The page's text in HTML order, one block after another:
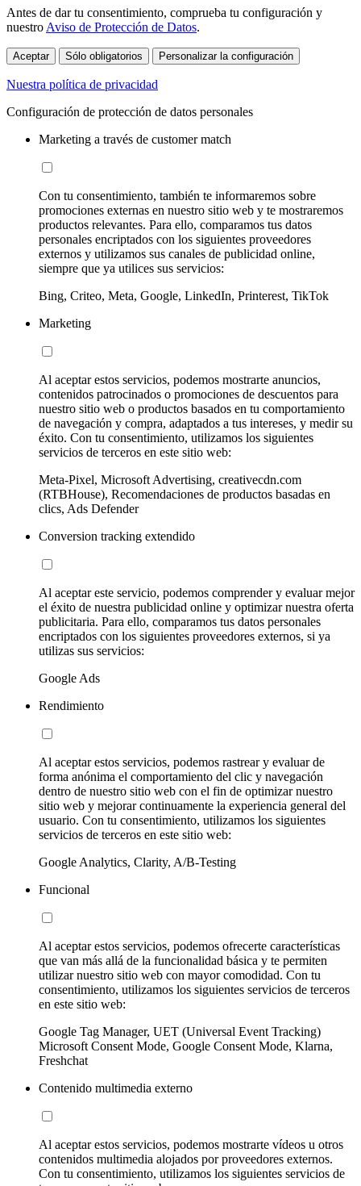
Antes de dar tu consentimiento, comprueba tu configuración y
nuestroAviso de Protección de Datos.
Aceptar Sólo obligatorios Personalizar la configuración
Nuestra política de privacidad
Configuración de protección de datos personales
Marketing a través de customer match
Con tu consentimiento, también te informaremos sobre
promociones externas en nuestro sitio web y te mostraremos
productos relevantes. Para ello, comparamos tus datos
personales encriptados con los siguientes proveedores
externos y utilizamos sus canales de publicidad online,
siempre que ya utilices sus servicios:
Bing, Criteo, Meta, Google, LinkedIn, Printerest, TikTok
Marketing
Al aceptar estos servicios, podemos mostrarte anuncios,
contenidos patrocinados o promociones de descuentos para
nuestro sitio web o productos basados en tu comportamiento
de navegación y compra, adaptados a tus intereses, y medir su
éxito. Con tu consentimiento, utilizamos los siguientes
servicios de terceros en este sitio web:
Meta-Pixel, Microsoft Advertising, creativecdn.com
(RTBHouse), Recomendaciones de productos basadas en
clics, Ads Defender
Conversion tracking extendido
Al aceptar este servicio, podemos comprender y evaluar mejor
el éxito de nuestra publicidad online y optimizar nuestra oferta
publicitaria. Para ello, comparamos tus datos personales
encriptados con los siguientes proveedores externos, si ya
utilizas sus servicios:
Google Ads
Rendimiento
Al aceptar estos servicios, podemos rastrear y evaluar de
forma anónima el comportamiento del clic y navegación
dentro de nuestro sitio web con el fin de optimizar nuestro
sitio web y mejorar continuamente la experiencia general del
usuario. Con tu consentimiento, utilizamos los siguientes
servicios de terceros en este sitio web:
Google Analytics, Clarity, A/B-Testing
Funcional
Al aceptar estos servicios, podemos ofrecerte características
que van más allá de la funcionalidad básica y te permiten
utilizar nuestro sitio web con mayor comodidad. Con tu
consentimiento, utilizamos los siguientes servicios de terceros
en este sitio web:
Google Tag Manager, UET (Universal Event Tracking)
Microsoft Consent Mode, Google Consent Mode, Klarna,
Freshchat
Contenido multimedia externo
Al aceptar estos servicios, podemos mostrarte vídeos u otros
contenidos multimedia alojados por proveedores externos.
Con tu consentimiento, utilizamos los siguientes servicios de